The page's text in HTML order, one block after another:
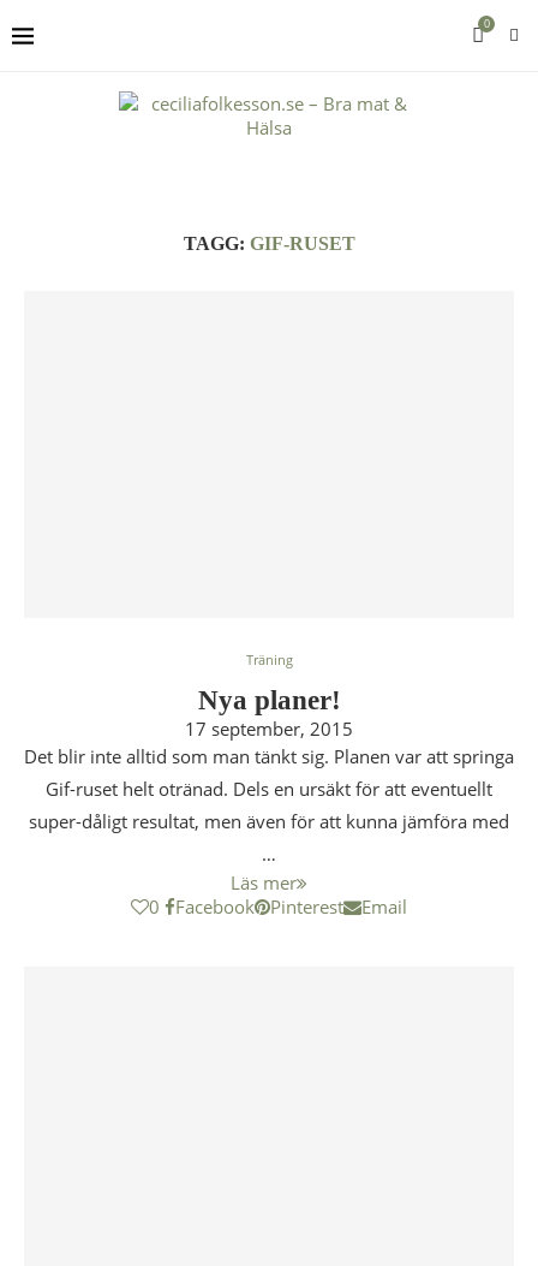
0
TAGG: GIF-RUSET
Träning
Nya planer!
17 september, 2015
Det blir inte alltid som man tänkt sig. Planen var att springa
Gif-ruset helt otränad. Dels en ursäkt för att eventuellt
super-dåligt resultat, men även för att kunna jämföra med
…
Läs mer
0
Facebook Pinterest Email